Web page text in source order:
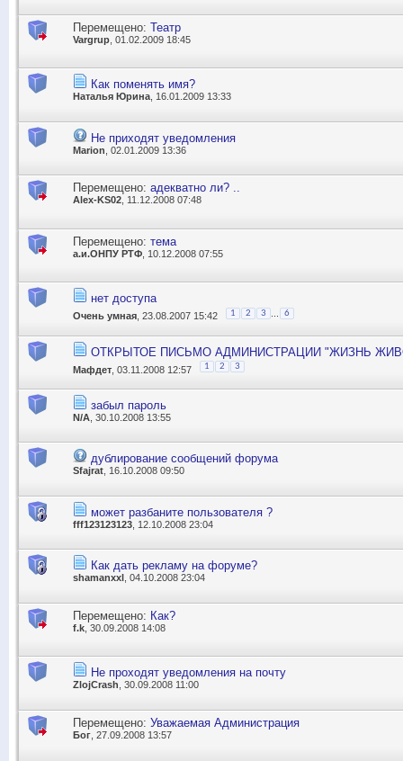
Перемещено: Театр
Vargrup , 01.02.2009 18:45
Как поменять имя?
Наталья Юрина , 16.01.2009 13:33
Не приходят уведомления
Marion , 02.01.2009 13:36
Перемещено: адекватно ли? ..
Alex-KS02 , 11.12.2008 07:48
Перемещено: тема
а.и.ОНПУ РТФ , 10.12.2008 07:55
нет доступа
Очень умная , 23.08.2007 15:42 1 2 3 6
ОТКРЫТОЕ ПИСЬМО АДМИНИСТРАЦИИ "ЖИЗНЬ
Мафдет , 03.11.2008 12:57 1 2 3
забыл пароль
N/A , 30.10.2008 13:55
дублирование сообщений форума
Sfajrat, 16.10.2008 09:50
может разбаните пользователя ?
fff123123123 , 12.10.2008 23:04
Как дать рекламу на форуме?
shamanxxl , 04.10.2008 23:04
Перемещено: Как?
f.k , 30.09.2008 14:08
Не проходят уведомления на почту
ZlojCrash , 30.09.2008 11:00
Перемещено: Уважаемая Администрация
Бог , 27.09.2008 13:57